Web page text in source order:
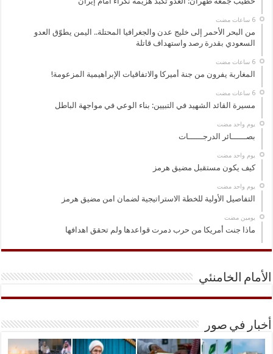
‏6 ساعات مضت
من البحر الأحمر إلى خليج عدن والجغرافيا المحتلة.. اليمن يطوّق العدو
السعودي بقدرة رصد واستهداف قاتلة
‏6 ساعات مضت
المغاربة يفرون من جنة أميركا والاتفاقيات الإبراهيمية المزعومة!
‏6 ساعات مضت
مسيرة القائد الشهيد في التبيين: بناء الوعي في مواجهة الباطل
‏يوم واحد مضت
بصــــــائر الدرجــــــات
‏يوم واحد مضت
كيف يكون مستقبل مضيق هرمز
‏يوم واحد مضت
التفاصيل الأولية للخطة الاستراتيجية لضمان امن مضيق هرمز
‏يومين مضت
ماذا جنت أمريكا من حرب دمرت قواعدها ولم تحقق اهدافها
الأمام الخامنئي
أخبار في صور